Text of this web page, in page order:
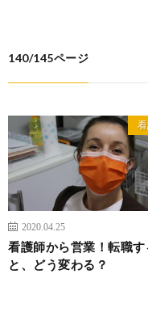
140/145ページ
2020.04.25
看護師から営業！転職す
と、どう変わる？